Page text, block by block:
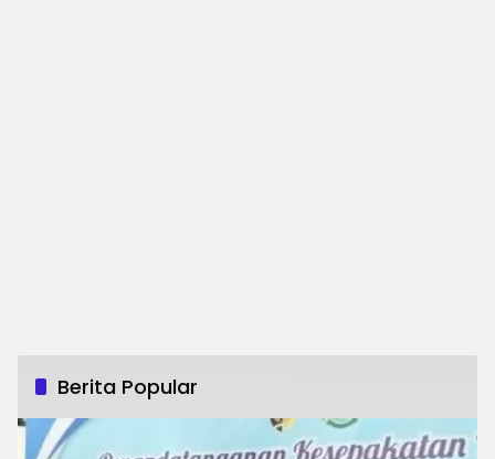
Berita Popular